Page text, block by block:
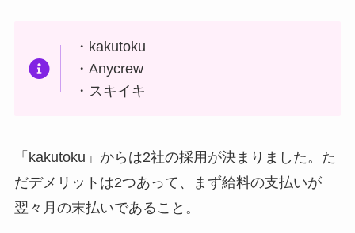
・kakutoku
・Anycrew
・スキイキ
「kakutoku」からは2社の採用が決まりました。た
だデメリットは2つあって、まず給料の支払いが
翌々月の末払いであること。